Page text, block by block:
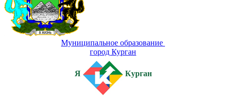
Муниципальное образование
город Курган
Я Курган